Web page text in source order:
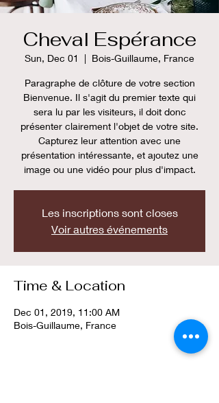
Cheval Espérance
Sun, Dec 01
  |
Bois-Guillaume, France
Paragraphe de clôture de votre section
Bienvenue. Il s'agit du premier texte qui
sera lu par les visiteurs, il doit donc
présenter clairement l'objet de votre site.
Capturez leur attention avec une
présentation intéressante, et ajoutez une
image ou une vidéo pour plus d'impact.
Les inscriptions sont closes
Voir autres événements
Time & Location
Dec 01, 2019, 11:00 AM
Bois-Guillaume, France